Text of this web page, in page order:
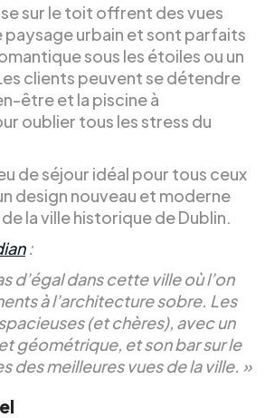
sur le toit offrent des vues
paysage urbain et sont parfaits
sous les étoiles ou un
clients peuvent se détendre
être et la piscine à
oublier tous les stress du
de séjour idéal pour tous ceux
design nouveau et moderne
la ville historique de Dublin.
:
d’égal dans cette ville où l’on
à l’architecture sobre. Les
(et chères), avec un
géométrique, et son bar sur le
des meilleures vues de la ville. »